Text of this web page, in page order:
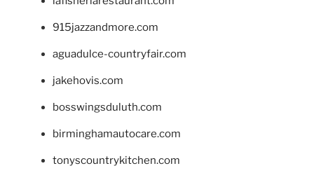
915jazzandmore.com
aguadulce-countryfair.com
jakehovis.com
bosswingsduluth.com
birminghamautocare.com
tonyscountrykitchen.com